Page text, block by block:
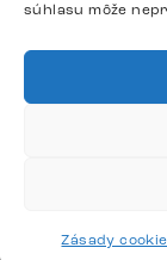
súhlasu môže
Zásady
Google
4,8
Platby